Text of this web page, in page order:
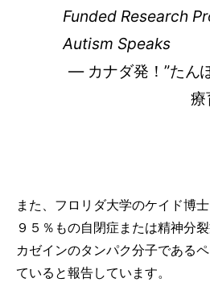
Funded Research
Autism Speaks
カナダ発！”たん
療
また、フロリダ大学のケイド博士
９５％もの自閉症または精神分
カゼインのタンパク分子である
ていると報告しています。